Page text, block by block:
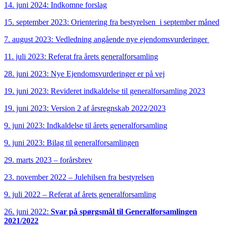
14. juni 2024: Indkomne forslag
15. september 2023: Orientering fra bestyrelsen i september måned
7. august 2023: Vedledning angående nye ejendomsvurderinger
11. juli 2023: Referat fra årets generalforsamling
28. juni 2023: Nye Ejendomsvurderinger er på vej
19. juni 2023: Revideret indkaldelse til generalforsamling 2023
19. juni 2023: Version 2 af årsregnskab 2022/2023
9. juni 2023: Indkaldelse til årets generalforsamling
9. juni 2023: Bilag til generalforsamlingen
29. marts 2023 – forårsbrev
23. november 2022 – Julehilsen fra bestyrelsen
9. juli 2022 – Referat af årets generalforsamling
26. juni 2022: Svar på spørgsmål til Generalforsamlingen
2021/2022